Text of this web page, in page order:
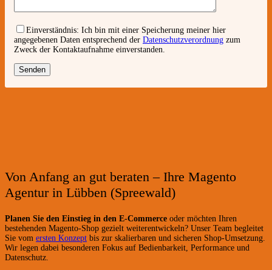
Einverständnis: Ich bin mit einer Speicherung meiner hier
angegebenen Daten entsprechend der Datenschutzverordnung zum
Zweck der Kontaktaufnahme einverstanden.
Von Anfang an gut beraten – Ihre Magento
Agentur in Lübben (Spreewald)
Planen Sie den Einstieg in den E-Commerce oder möchten Ihren
bestehenden Magento-Shop gezielt weiterentwickeln? Unser Team begleitet
Sie vom ersten Konzept bis zur skalierbaren und sicheren Shop-Umsetzung.
Wir legen dabei besonderen Fokus auf Bedienbarkeit, Performance und
Datenschutz.